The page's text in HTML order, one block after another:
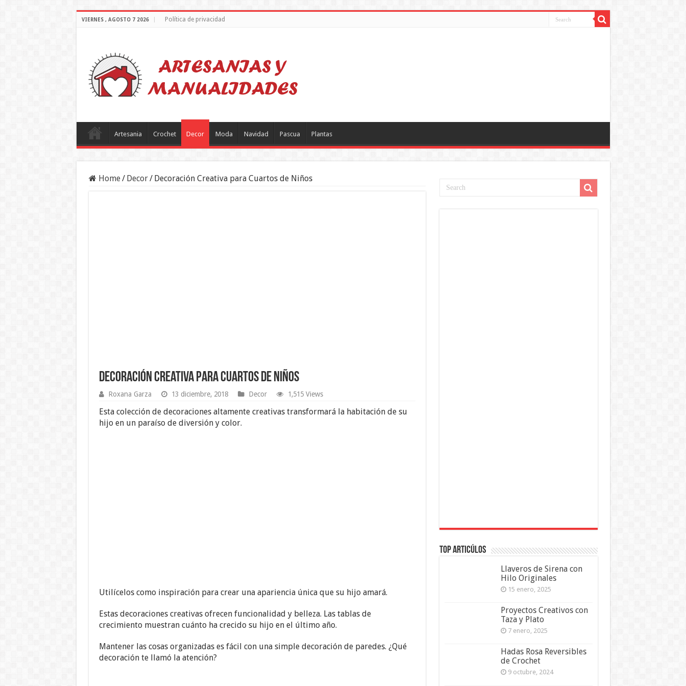
VIERNES , AGOSTO 7 2026 Política de privacidad
Artesania Crochet Decor Moda Navidad Pascua Plantas
Home/ Decor/ Decoración Creativa para Cuartos de Niños
Decoración Creativa para Cuartos de Niños
Roxana Garza 13 diciembre, 2018 Decor 1,515 Views
Esta colección de decoraciones altamente creativas transformará la habitación de su
hijo en un paraíso de diversión y color.
Utilícelos como inspiración para crear una apariencia única que su hijo amará.
Estas decoraciones creativas ofrecen funcionalidad y belleza. Las tablas de
crecimiento muestran cuánto ha crecido su hijo en el último año.
Mantener las cosas organizadas es fácil con una simple decoración de paredes. ¿Qué
decoración te llamó la atención?
Top Articúlos
Llaveros de Sirena con
Hilo Originales
15 enero, 2025
Proyectos Creativos con
Taza y Plato
7 enero, 2025
Hadas Rosa Reversibles
de Crochet
9 octubre, 2024